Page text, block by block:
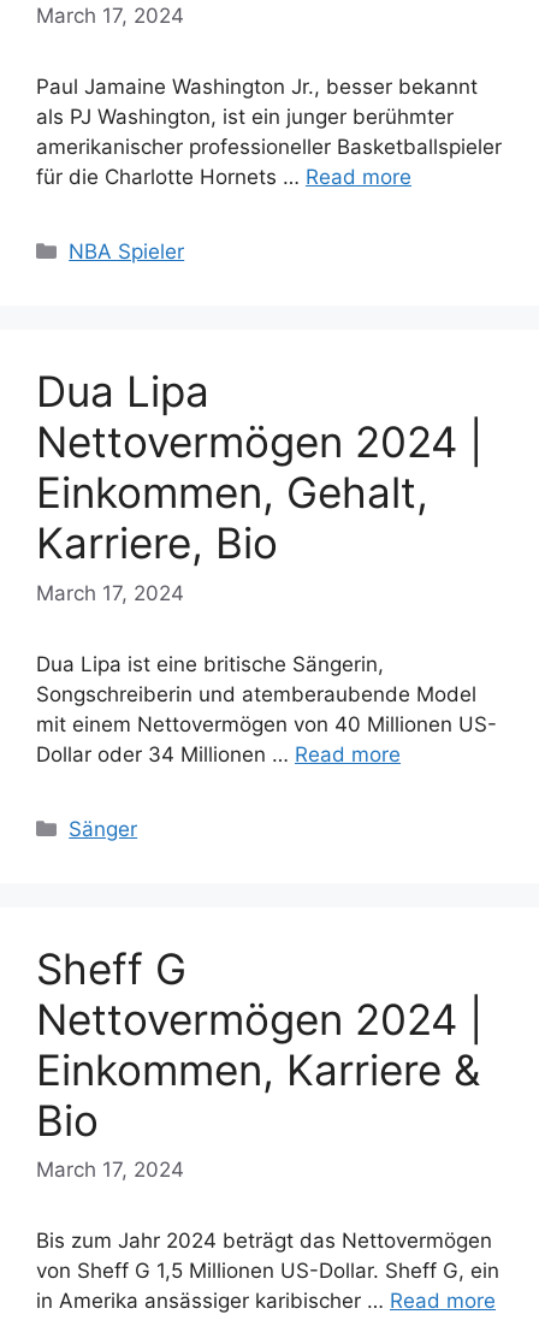
March 17, 2024
Paul Jamaine Washington Jr., besser bekannt
als PJ Washington, ist ein junger berühmter
amerikanischer professioneller Basketballspieler
für die Charlotte Hornets … Read more
Categories
NBA Spieler
Dua Lipa
Nettovermögen 2024 |
Einkommen, Gehalt,
Karriere, Bio
March 17, 2024
Dua Lipa ist eine britische Sängerin,
Songschreiberin und atemberaubende Model
mit einem Nettovermögen von 40 Millionen US-
Dollar oder 34 Millionen … Read more
Categories
Sänger
Sheff G
Nettovermögen 2024 |
Einkommen, Karriere &
Bio
March 17, 2024
Bis zum Jahr 2024 beträgt das Nettovermögen
von Sheff G 1,5 Millionen US-Dollar. Sheff G, ein
in Amerika ansässiger karibischer … Read more